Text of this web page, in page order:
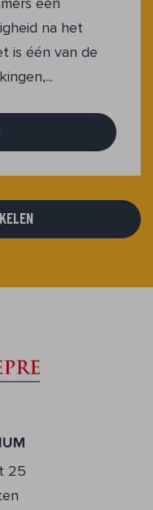
na het
is één van de
25